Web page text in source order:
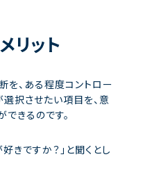
リット
を、ある程度コントロー
選択させたい項目を、意
きるのです。
きですか？」と聞くとし